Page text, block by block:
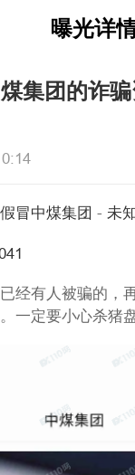
曝光详
集团的诈
假冒中煤集团 - 未
经有人被骗的，
一定要小心杀猪盘